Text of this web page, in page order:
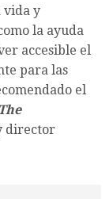
vida y
la ayuda
accesible el
para las
el
The
director